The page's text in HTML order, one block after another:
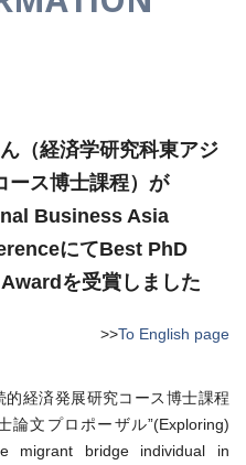
（経済学研究科東アジ
ース博士課程）が
Business Asia
にてBest PhD
を受賞しました
>>To English page
経済発展研究コース博士課程
論文プロポーザル”(Exploring)
migrant bridge individual in